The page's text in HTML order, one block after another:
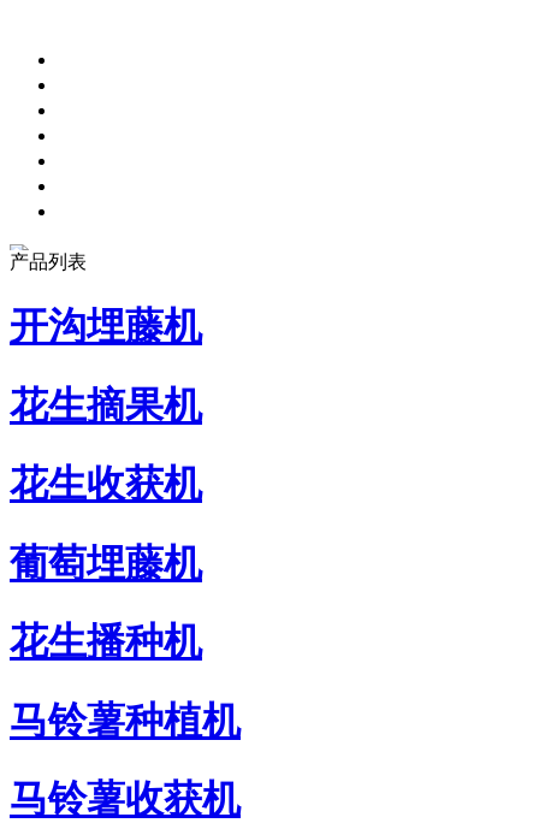
产品列表
开沟埋藤机
花生摘果机
花生收获机
葡萄埋藤机
花生播种机
马铃薯种植机
马铃薯收获机